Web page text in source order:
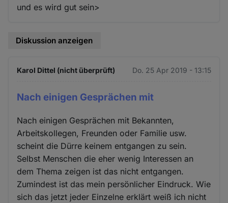
und es wird gut sein>
Diskussion anzeigen
Karol Dittel (nicht überprüft) Do. 25 Apr 2019 - 13:15
Nach einigen Gesprächen mit
Nach einigen Gesprächen mit Bekannten,
Arbeitskollegen, Freunden oder Familie usw.
scheint die Dürre keinem entgangen zu sein.
Selbst Menschen die eher wenig Interessen an
dem Thema zeigen ist das nicht entgangen.
Zumindest ist das mein persönlicher Eindruck. Wie
sich das jetzt jeder Einzelne erklärt weiß ich nicht